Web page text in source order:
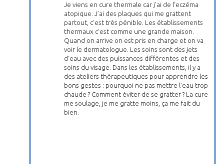
Je viens en cure thermale car j’ai de l’eczéma
atopique. J’ai des plaques qui me grattent
partout, c’est très pénible. Les établissements
thermaux c’est comme une grande maison.
Quand on arrive on est pris en charge et on va
voir le dermatologue. Les soins sont des jets
d’eau avec des puissances différentes et des
soins du visage. Dans les établissements, il y a
des ateliers thérapeutiques pour apprendre les
bons gestes : pourquoi ne pas mettre l’eau trop
chaude ? Comment éviter de se gratter ? La cure
me soulage, je me gratte moins, ça me fait du
bien.